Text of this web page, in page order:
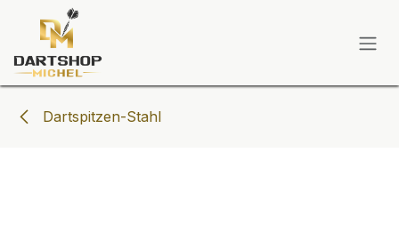
Zum Inhalt springen
Dartspitzen-Stahl